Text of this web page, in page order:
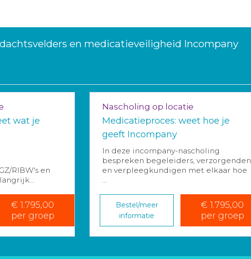
en medicatieveiligheid Incompany
wat je
RIBW's en
€ 1.795,00
per groep
Nascholing op locatie
Medicatieproces: weet hoe je
geeft Incompany
In deze incompany-nascholing
bespreken begeleiders, verzorgenden
en verpleegkundigen met elkaar hoe
...
Bestel/meer
informatie
€ 1.795,00
per groep